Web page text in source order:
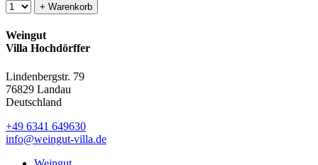
+ Warenkorb
Weingut
Villa Hochdörffer
Lindenbergstr. 79
76829 Landau
Deutschland
+49 6341 649630
info@weingut-villa.de